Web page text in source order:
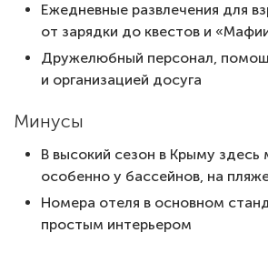
Ежедневные развлечения для
от зарядки до квестов и
Дружелюбный персонал,
и организацией досуга
Минусы
В высокий сезон в Крыму
особенно у бассейнов, на
Номера отеля в основном
простым интерьером